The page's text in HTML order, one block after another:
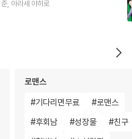
, 아라세 야히로
로맨스
#기다리면무료 #로맨스
#후회남 #성장물 #친구